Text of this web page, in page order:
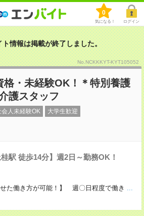
0
気になる！ ログイン
情報は掲載が終了しました。
No.NCKKKYT-KYT105052
格・未経験OK！＊特別養護
護スタッフ
会人未経験OK 大学生歓迎
桂駅 徒歩14分】週2日～勤務OK！
せた働き方が可能！】 週〇日程度で働き ...